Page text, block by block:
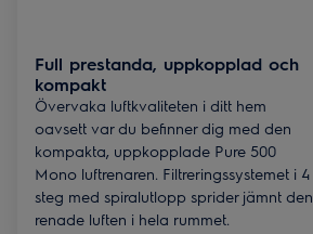
Full prestanda, uppkopplad och
kompakt
Övervaka luftkvaliteten i ditt hem
oavsett var du befinner dig med den
kompakta, uppkopplade Pure 500
Mono luftrenaren. Filtreringssystemet i 4
steg med spiralutlopp sprider jämnt den
renade luften i hela rummet.